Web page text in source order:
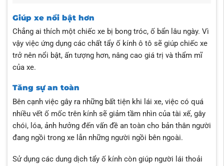
Giúp xe nổi bật hơn
Chẳng ai thích một chiếc xe bị bong tróc, ố bẩn lâu ngày. Vì
vậy việc ứng dụng các chất tẩy ố kính ô tô sẽ giúp chiếc xe
trở nên nổi bật, ấn tượng hơn, nâng cao giá trị và thẩm mĩ
của xe.
Tăng sự an toàn
Bên cạnh việc gây ra những bất tiện khi lái xe, việc có quá
nhiều vết ố mốc trên kính sẽ giảm tầm nhìn của tài xế, gây
chói, lóa, ảnh hưởng đến vấn đề an toàn cho bản thân người
đang ngồi trong xe lẫn những người ngồi bên ngoài.
Sử dụng các dung dịch tẩy ố kính còn giúp người lái thoải